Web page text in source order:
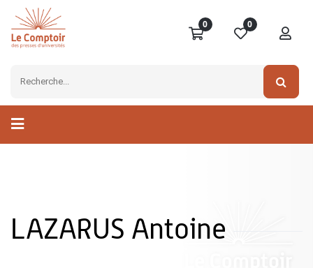
0 0
LAZARUS Antoine